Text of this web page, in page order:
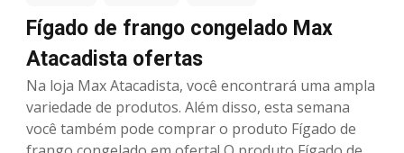
Fígado de frango congelado Max
Atacadista ofertas
Na loja Max Atacadista, você encontrará uma ampla
variedade de produtos. Além disso, esta semana
você também pode comprar o produto Fígado de